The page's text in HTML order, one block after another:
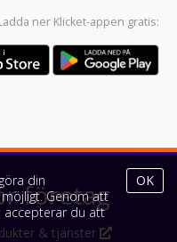
ner Klicket-appen gratis:
företag
& tjänster
din
Genom att
accepterar du att
OK